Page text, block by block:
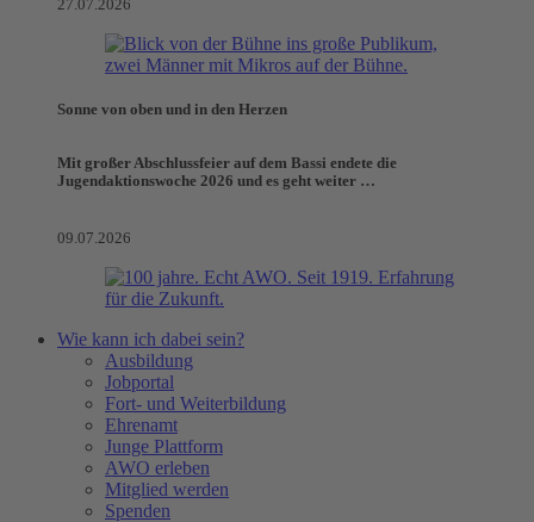
27.07.2026
Sonne von oben und in den Herzen
Mit großer Abschlussfeier auf dem Bassi endete die
Jugendaktionswoche 2026 und es geht weiter …
09.07.2026
Wie kann ich dabei sein?
Ausbildung
Jobportal
Fort- und Weiterbildung
Ehrenamt
Junge Plattform
AWO erleben
Mitglied werden
Spenden